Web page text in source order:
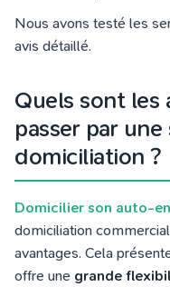
Nous avons testé les
avis détaillé.
Quels sont les
passer par
domiciliation ?
Domicilier son auto-
domiciliation
avantages. Cela
offre une grande